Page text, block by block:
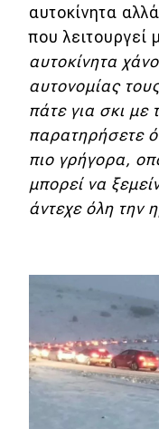
αυτοκίνητα
που λειτουργεί
αυτοκίνητα
αυτονομίας
πάτε για σκι με
παρατηρήσετε
πιο γρήγορα,
μπορεί να
άντεχε όλη την